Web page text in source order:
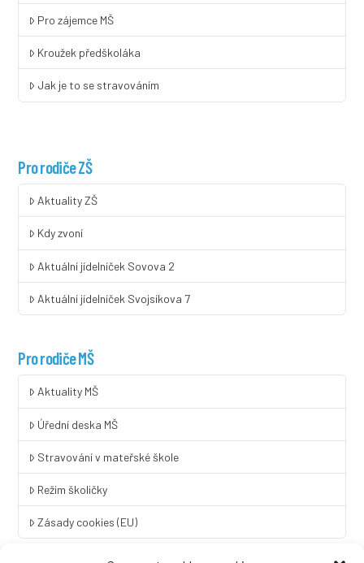
Pro zájemce MŠ
Kroužek předškoláka
Jak je to se stravováním
Pro rodiče ZŠ
Aktuality ZŠ
Kdy zvoní
Aktuální jídelníček Sovova 2
Aktuální jídelníček Svojsíkova 7
Pro rodiče MŠ
Aktuality MŠ
Úřední deska MŠ
Stravování v mateřské škole
Režim školičky
Zásady cookies (EU)